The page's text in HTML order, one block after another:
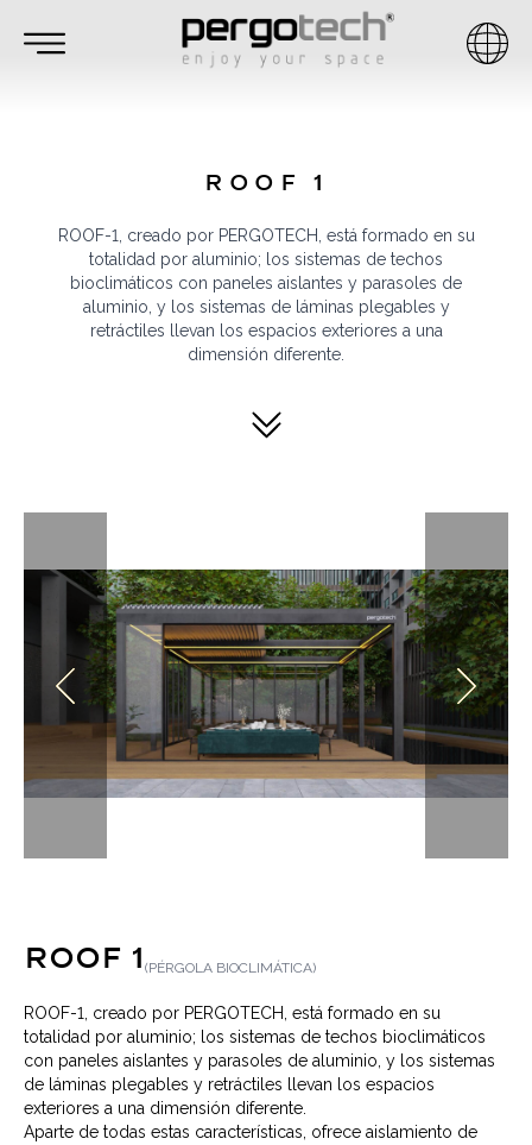
ROOF 1
ROOF-1, creado por PERGOTECH, está formado en su
totalidad por aluminio; los sistemas de techos
bioclimáticos con paneles aislantes y parasoles de
aluminio, y los sistemas de láminas plegables y
retráctiles llevan los espacios exteriores a una
dimensión diferente.
ROOF 1 (PÉRGOLA BIOCLIMÁTICA)
ROOF-1, creado por PERGOTECH, está formado en su
totalidad por aluminio; los sistemas de techos bioclimáticos
con paneles aislantes y parasoles de aluminio, y los sistemas
de láminas plegables y retráctiles llevan los espacios
exteriores a una dimensión diferente.
Aparte de todas estas características, ofrece aislamiento de